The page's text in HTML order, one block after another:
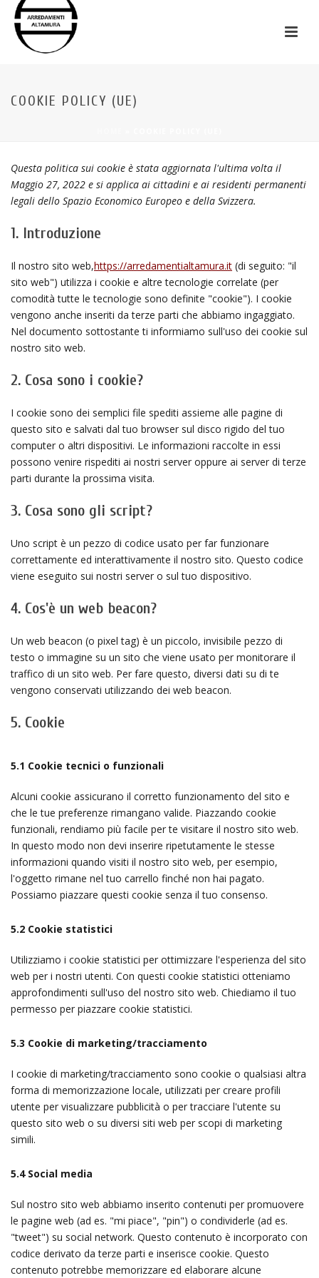
COOKIE POLICY (UE)
Questa politica sui cookie è stata aggiornata l'ultima volta il
Maggio 27, 2022 e si applica ai cittadini e ai residenti permanenti
legali dello Spazio Economico Europeo e della Svizzera.
1. Introduzione
Il nostro sito web,https://arredamentialtamura.it (di seguito: "il
sito web") utilizza i cookie e altre tecnologie correlate (per
comodità tutte le tecnologie sono definite "cookie"). I cookie
vengono anche inseriti da terze parti che abbiamo ingaggiato.
Nel documento sottostante ti informiamo sull'uso dei cookie sul
nostro sito web.
2. Cosa sono i cookie?
I cookie sono dei semplici file spediti assieme alle pagine di
questo sito e salvati dal tuo browser sul disco rigido del tuo
computer o altri dispositivi. Le informazioni raccolte in essi
possono venire rispediti ai nostri server oppure ai server di terze
parti durante la prossima visita.
3. Cosa sono gli script?
Uno script è un pezzo di codice usato per far funzionare
correttamente ed interattivamente il nostro sito. Questo codice
viene eseguito sui nostri server o sul tuo dispositivo.
4. Cos'è un web beacon?
Un web beacon (o pixel tag) è un piccolo, invisibile pezzo di
testo o immagine su un sito che viene usato per monitorare il
traffico di un sito web. Per fare questo, diversi dati su di te
vengono conservati utilizzando dei web beacon.
5. Cookie
5.1 Cookie tecnici o funzionali
Alcuni cookie assicurano il corretto funzionamento del sito e
che le tue preferenze rimangano valide. Piazzando cookie
funzionali, rendiamo più facile per te visitare il nostro sito web.
In questo modo non devi inserire ripetutamente le stesse
informazioni quando visiti il nostro sito web, per esempio,
l'oggetto rimane nel tuo carrello finché non hai pagato.
Possiamo piazzare questi cookie senza il tuo consenso.
5.2 Cookie statistici
Utilizziamo i cookie statistici per ottimizzare l'esperienza del sito
web per i nostri utenti. Con questi cookie statistici otteniamo
approfondimenti sull'uso del nostro sito web. Chiediamo il tuo
permesso per piazzare cookie statistici.
5.3 Cookie di marketing/tracciamento
I cookie di marketing/tracciamento sono cookie o qualsiasi altra
forma di memorizzazione locale, utilizzati per creare profili
utente per visualizzare pubblicità o per tracciare l'utente su
questo sito web o su diversi siti web per scopi di marketing
simili.
5.4 Social media
Sul nostro sito web abbiamo inserito contenuti per promuovere
le pagine web (ad es. "mi piace", "pin") o condividerle (ad es.
"tweet") su social network. Questo contenuto è incorporato con
codice derivato da terze parti e inserisce cookie. Questo
contenuto potrebbe memorizzare ed elaborare alcune